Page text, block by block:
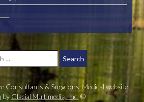
Consultants & Surgeons. Medical website
by Glacial Multimedia, Inc. ©